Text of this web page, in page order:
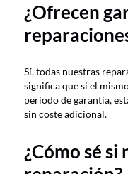
¿Ofrecen
Sí, todas nuestras
significa que si el
período de garantía,
sin coste adicional.
¿Cómo sé si